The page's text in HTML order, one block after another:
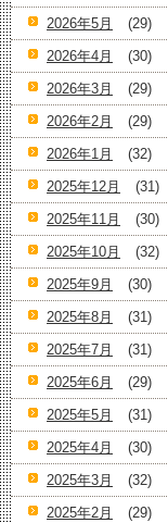
2026年5月
(29)
2026年4月
(30)
2026年3月
(29)
2026年2月
(29)
2026年1月
(32)
2025年12月
(31)
2025年11月
(30)
2025年10月
(32)
2025年9月
(30)
2025年8月
(31)
2025年7月
(31)
2025年6月
(29)
2025年5月
(31)
2025年4月
(30)
2025年3月
(32)
2025年2月
(29)